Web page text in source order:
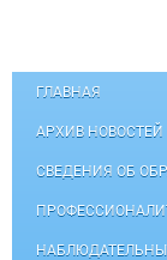
ГЛАВНАЯ
АРХИВ НОВОСТЕЙ
СВЕДЕНИЯ ОБ